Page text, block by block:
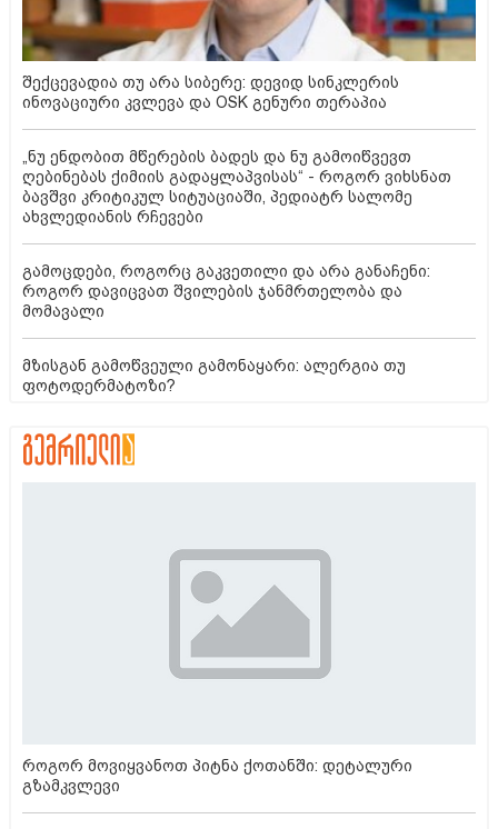
შექცევადია თუ არა სიბერე: დევიდ სინკლერის
ინოვაციური კვლევა და OSK გენური თერაპია
„ნუ ენდობით მწერების ბადეს და ნუ გამოიწვევთ
ღებინებას ქიმიის გადაყლაპვისას“ - როგორ ვიხსნათ
ბავშვი კრიტიკულ სიტუაციაში, პედიატრ სალომე
ახვლედიანის რჩევები
გამოცდები, როგორც გაკვეთილი და არა განაჩენი:
როგორ დავიცვათ შვილების ჯანმრთელობა და
მომავალი
მზისგან გამოწვეული გამონაყარი: ალერგია თუ
ფოტოდერმატოზი?
როგორ მოვიყვანოთ პიტნა ქოთანში: დეტალური
გზამკვლევი